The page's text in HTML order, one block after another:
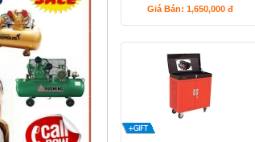
Giá Bán: 1,650,000 đ